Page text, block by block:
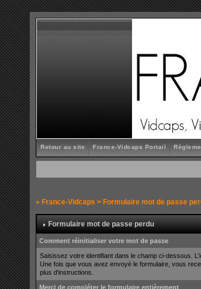
Retour au site France-Vidcaps Portail
» France-Vidcaps > Formulaire mot de passe
Formulaire mot de passe perdu
Comment réinitialiser votre mot de passe
Saisissez votre identifiant dans le champ ci-dessous.
Une fois que vous avez envoyé le formulaire, vous
plus d'instructions.
Merci de compléter le formulaire entièrement